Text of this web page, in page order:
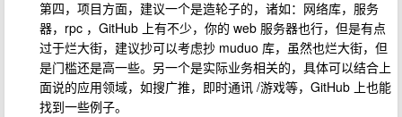
第四，项目方面，建议一个是造轮子的，诸如：网络库，服务
器，rpc ，GitHub 上有不少，你的 web 服务器也行，但是有点
过于烂大街，建议抄可以考虑抄 muduo 库，虽然也烂大街，但
是门槛还是高一些。另一个是实际业务相关的，具体可以结合上
面说的应用领域，如搜广推，即时通讯 /游戏等，GitHub 上也能
找到一些例子。